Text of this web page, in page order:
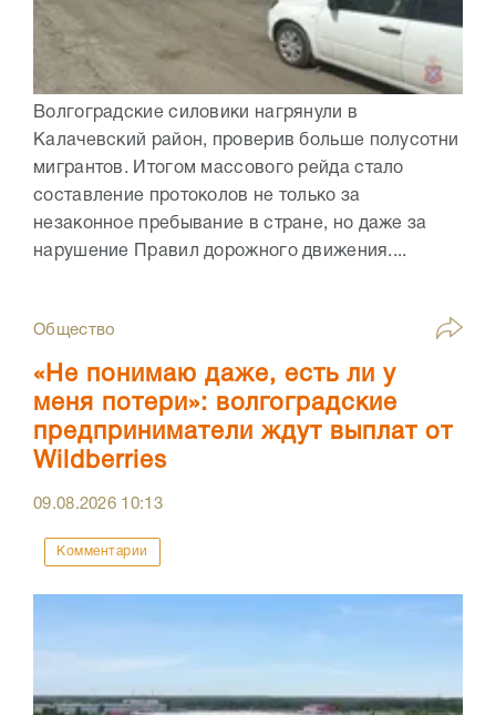
Волгоградские силовики нагрянули в
Калачевский район, проверив больше полусотни
мигрантов. Итогом массового рейда стало
составление протоколов не только за
незаконное пребывание в стране, но даже за
нарушение Правил дорожного движения....
Общество
«Не понимаю даже, есть ли у
меня потери»: волгоградские
предприниматели ждут выплат от
Wildberries
09.08.2026 10:13
Комментарии